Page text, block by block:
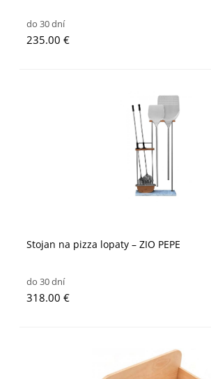
do 30 dní
235.00 €
Stojan na pizza lopaty – ZIO PEPE
do 30 dní
318.00 €